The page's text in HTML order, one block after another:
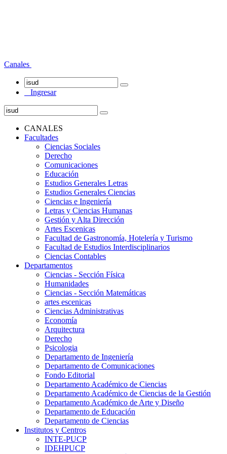
Canales
Ingresar
CANALES
Facultades
Ciencias Sociales
Derecho
Comunicaciones
Educación
Estudios Generales Letras
Estudios Generales Ciencias
Ciencias e Ingeniería
Letras y Ciencias Humanas
Gestión y Alta Dirección
Artes Escenicas
Facultad de Gastronomía, Hotelería y Turismo
Facultad de Estudios Interdisciplinarios
Ciencias Contables
Departamentos
Ciencias - Sección Física
Humanidades
Ciencias - Sección Matemáticas
artes escenicas
Ciencias Administrativas
Economía
Arquitectura
Derecho
Psicologia
Departamento de Ingeniería
Departamento de Comunicaciones
Fondo Editorial
Departamento Académico de Ciencias
Departamento Académico de Ciencias de la Gestión
Departamento Académico de Arte y Diseño
Departamento de Educación
Departamento de Ciencias
Institutos y Centros
INTE-PUCP
IDEHPUCP